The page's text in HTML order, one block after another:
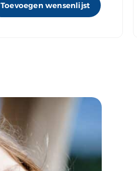
Toevoegen wensenlijst